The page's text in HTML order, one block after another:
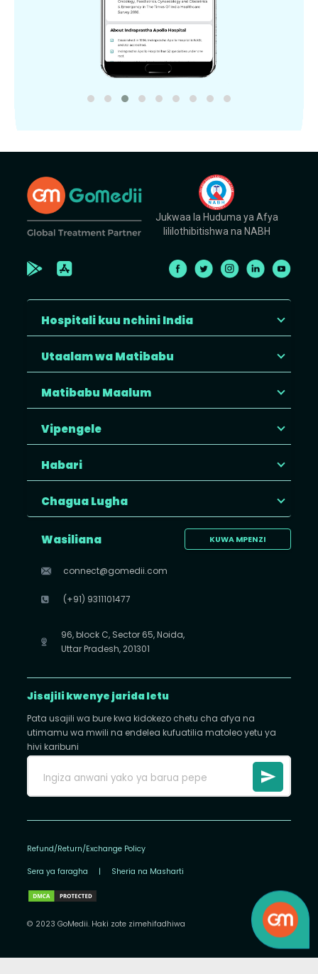
Jukwaa la Huduma ya Afya
lililothibitishwa na NABH
Hospitali kuu nchini India
Utaalam wa Matibabu
Matibabu Maalum
Vipengele
Habari
Chagua Lugha
KUWA MPENZI
Wasiliana
connect@gomedii.com
(+91) 9311101477
96, block C, Sector 65, Noida,
Uttar Pradesh, 201301
Jisajili kwenye jarida letu
Pata usajili wa bure kwa kidokezo chetu cha afya na
utimamu wa mwili na endelea kufuatilia matoleo yetu ya
hivi karibuni
Refund/Return/Exchange Policy
Sera ya faragha | Sheria na Masharti
© 2023 GoMedii. Haki zote zimehifadhiwa